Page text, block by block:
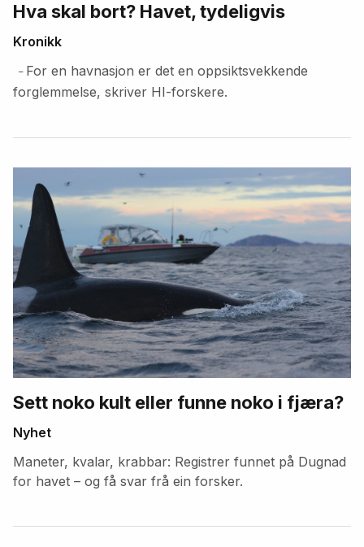
Hva skal bort? Havet, tydeligvis
Kronikk
– For en havnasjon er det en oppsiktsvekkende
forglemmelse, skriver HI-forskere.
artikler
Sett noko kult eller funne noko i fjæra?
Nyhet
Maneter, kvalar, krabbar: Registrer funnet på Dugnad
for havet – og få svar frå ein forsker.